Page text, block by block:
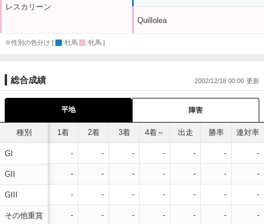
レスカリーン
Quillolea
※性別の色分け [ :牡馬 :牝馬 ]
総合成績 2002/12/18 00:00
平地 障害
種別
GI
GII
GIII
その他重賞
1着 2着 3着 4着～ 出走 勝率 連対率
- - - - - - -
- - - - - - -
- - - - - - -
- - - - - - -